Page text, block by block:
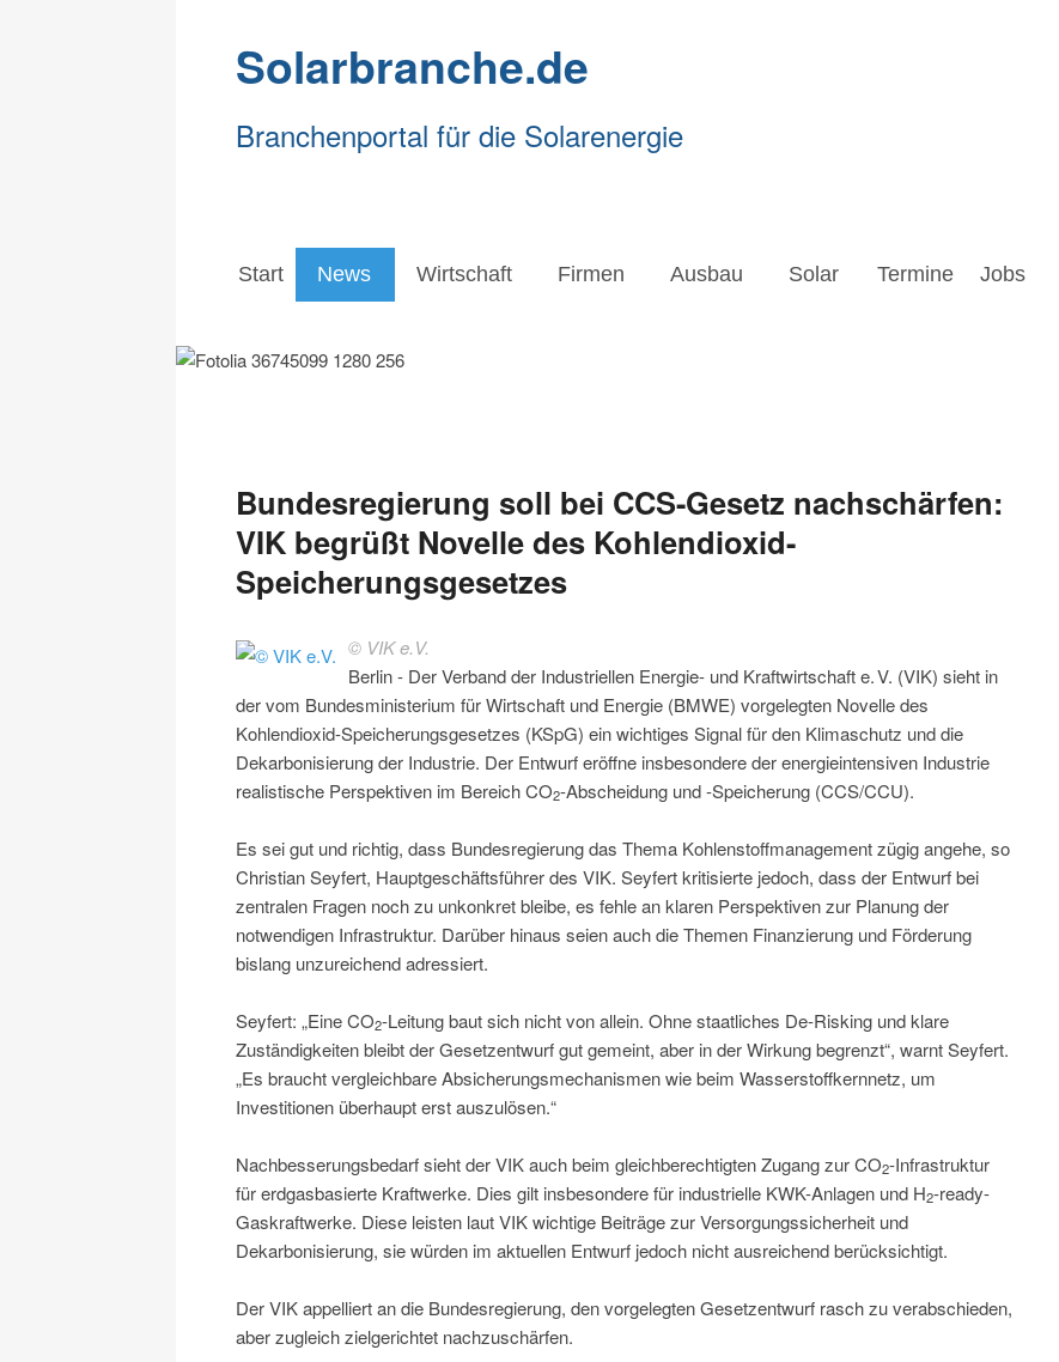
Solarbranche.de
Branchenportal für die Solarenergie
Start News Wirtschaft Firmen Ausbau Solar Termine Jobs
Bundesregierung soll bei CCS-Gesetz nachschärfen:
VIK begrüßt Novelle des Kohlendioxid-
Speicherungsgesetzes
© VIK e.V.
Berlin - Der Verband der Industriellen Energie- und Kraftwirtschaft e. V. (VIK) sieht in
der vom Bundesministerium für Wirtschaft und Energie (BMWE) vorgelegten Novelle des
Kohlendioxid-Speicherungsgesetzes (KSpG) ein wichtiges Signal für den Klimaschutz und die
Dekarbonisierung der Industrie. Der Entwurf eröffne insbesondere der energieintensiven Industrie
realistische Perspektiven im Bereich CO2-Abscheidung und -Speicherung (CCS/CCU).
Es sei gut und richtig, dass Bundesregierung das Thema Kohlenstoffmanagement zügig angehe, so
Christian Seyfert, Hauptgeschäftsführer des VIK. Seyfert kritisierte jedoch, dass der Entwurf bei
zentralen Fragen noch zu unkonkret bleibe, es fehle an klaren Perspektiven zur Planung der
notwendigen Infrastruktur. Darüber hinaus seien auch die Themen Finanzierung und Förderung
bislang unzureichend adressiert.
Seyfert: „Eine CO2-Leitung baut sich nicht von allein. Ohne staatliches De-Risking und klare
Zuständigkeiten bleibt der Gesetzentwurf gut gemeint, aber in der Wirkung begrenzt“, warnt Seyfert.
„Es braucht vergleichbare Absicherungsmechanismen wie beim Wasserstoffkernnetz, um
Investitionen überhaupt erst auszulösen.“
Nachbesserungsbedarf sieht der VIK auch beim gleichberechtigten Zugang zur CO2-Infrastruktur
für erdgasbasierte Kraftwerke. Dies gilt insbesondere für industrielle KWK-Anlagen und H2-ready-
Gaskraftwerke. Diese leisten laut VIK wichtige Beiträge zur Versorgungssicherheit und
Dekarbonisierung, sie würden im aktuellen Entwurf jedoch nicht ausreichend berücksichtigt.
Der VIK appelliert an die Bundesregierung, den vorgelegten Gesetzentwurf rasch zu verabschieden,
aber zugleich zielgerichtet nachzuschärfen.